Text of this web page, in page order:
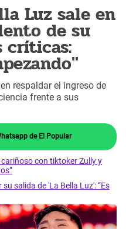
Luz sale en
de su
críticas:
respaldar el ingreso de
frente a sus
de El Popular
cariñoso con tiktoker Zully y
salida de 'La Bella Luz': “Es